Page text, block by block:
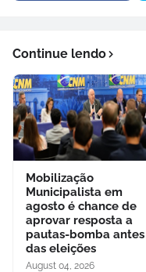
Continue lendo
Mobilização
Municipalista em
agosto é chance de
aprovar resposta a
pautas-bomba antes
das eleições
August 04, 2026